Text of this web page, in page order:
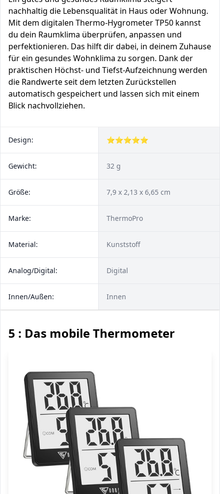
nachhaltig die Lebensqualität in Haus oder Wohnung.
Mit dem digitalen Thermo-Hygrometer TP50 kannst
du dein Raumklima überprüfen, anpassen und
perfektionieren. Das hilft dir dabei, in deinem Zuhause
für ein gesundes Wohnklima zu sorgen. Dank der
praktischen Höchst- und Tiefst-Aufzeichnung werden
die Randwerte seit dem letzten Zurückstellen
automatisch gespeichert und lassen sich mit einem
Blick nachvollziehen.
Design: ⭐⭐⭐⭐⭐
Gewicht: 32 g
Größe: 7,9 x 2,13 x 6,65 cm
Marke: ThermoPro
Material: Kunststoff
Analog/Digital: Digital
Innen/Außen: Innen
5 : Das mobile Thermometer